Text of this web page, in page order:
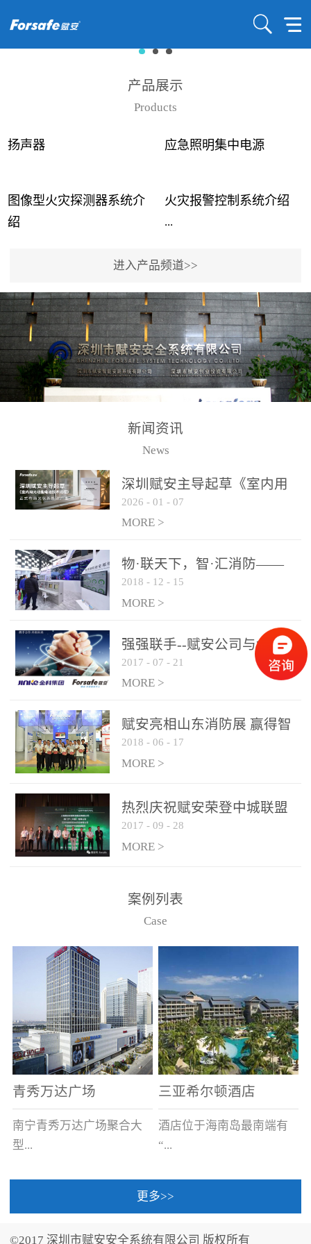
产品展示
Products
扬声器 应急照明集中电源
图像型火灾探测器系统介
绍
...
事故频发，传统的火灾探
测方法已无法满足要求。
尤其是目前众多的大型影
剧院、会议展览中心、体
育馆、大型仓库和隧道空
间等，其建筑结构特殊、
火灾隐患多。一旦发生火
传统的火灾关测器无法被
及时缺发，不能及早发现
和有效扑救火火，这不仅
力和闲难，同时也将造成
巨大的经济损失和社会影
响，基至还会造成人员伤
亡。图像型火灾探测器正
是针对这种高大空间建筑
物的消防设施、设备通过
现场图像的实时获取、预
处理和特征提取分析，实
现火焰的跟踪和识别。能
更早的进行预警，达到早
报早防的效果。 系统构
成示意图： 图像型火灾
和监控端两大部分组成。
两者之间通过以太网相
联，一台监控主机最多可
从监控主机上获取，最多
只能接6台，超过的需从现
火灾报警控制系统介绍
...
用了具有仲裁机制和冗余
校验的总线传输技术、线
路状态检测与保护技术、
后向光电感烟探测技术、
高可靠的系统抗干扰技术
等多项专利技术和专有技
警领域三十多年技术积累
和工程实践的结晶。
进入产品频道>>
新闻资讯
News
深圳赋安主导起草《室内用
光动能电池技术规程》 正式
布局光伏新能源产业
2026 - 01 - 07
MORE >
物·联天下，智·汇消防——
赋安F&S 2018上海消防展圆
满落幕
2018 - 12 - 15
MORE >
强强联手--赋安公司与金科
集团达成战略合作协议
2017 - 07 - 21
MORE >
赋安亮相山东消防展 赢得智
慧消防新荣耀
2018 - 06 - 17
MORE >
热烈庆祝赋安荣登中城联盟
联合采购战略合作平台
2017 - 09 - 28
MORE >
案例列表
Case
青秀万达广场
南宁青秀万达广场聚合大
型...
三亚希尔顿酒店
酒店位于海南岛最南端有
“...
中国的海岛天堂”之美称的
更多>>
©2017 深圳市赋安安全系统有限公司 版权所有